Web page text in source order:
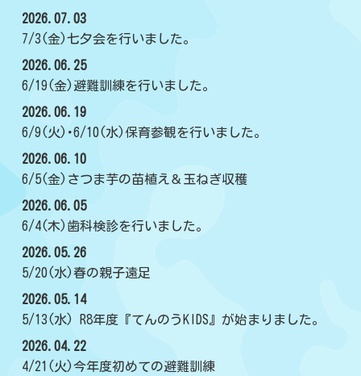
2026.07.03
7/3(金)七夕会を行いました。
2026.06.25
6/19(金)避難訓練を行いました。
2026.06.19
6/9(火)･6/10(水)保育参観を行いました。
2026.06.10
6/5(金)さつま芋の苗植え＆玉ねぎ収穫
2026.06.05
6/4(木)歯科検診を行いました。
2026.05.26
5/20(水)春の親子遠足
2026.05.14
5/13(水) R8年度『てんのうKIDS』が始まりました。
2026.04.22
4/21(火)今年度初めての避難訓練